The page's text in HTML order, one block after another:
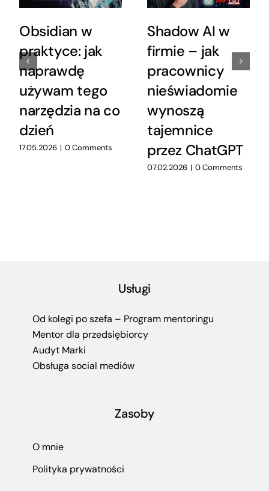
Obsidian w
praktyce: jak
naprawdę
używam tego
narzędzia na co
dzień
17.05.2026 | 0 Comments
Shadow AI w
firmie – jak
pracownicy
nieświadomie
wynoszą
tajemnice
przez ChatGPT
07.02.2026 | 0 Comments
Usługi
Od kolegi po szefa – Program mentoringu
Mentor dla przedsiębiorcy
Audyt Marki
Obsługa social mediów
Zasoby
O mnie
Polityka prywatności